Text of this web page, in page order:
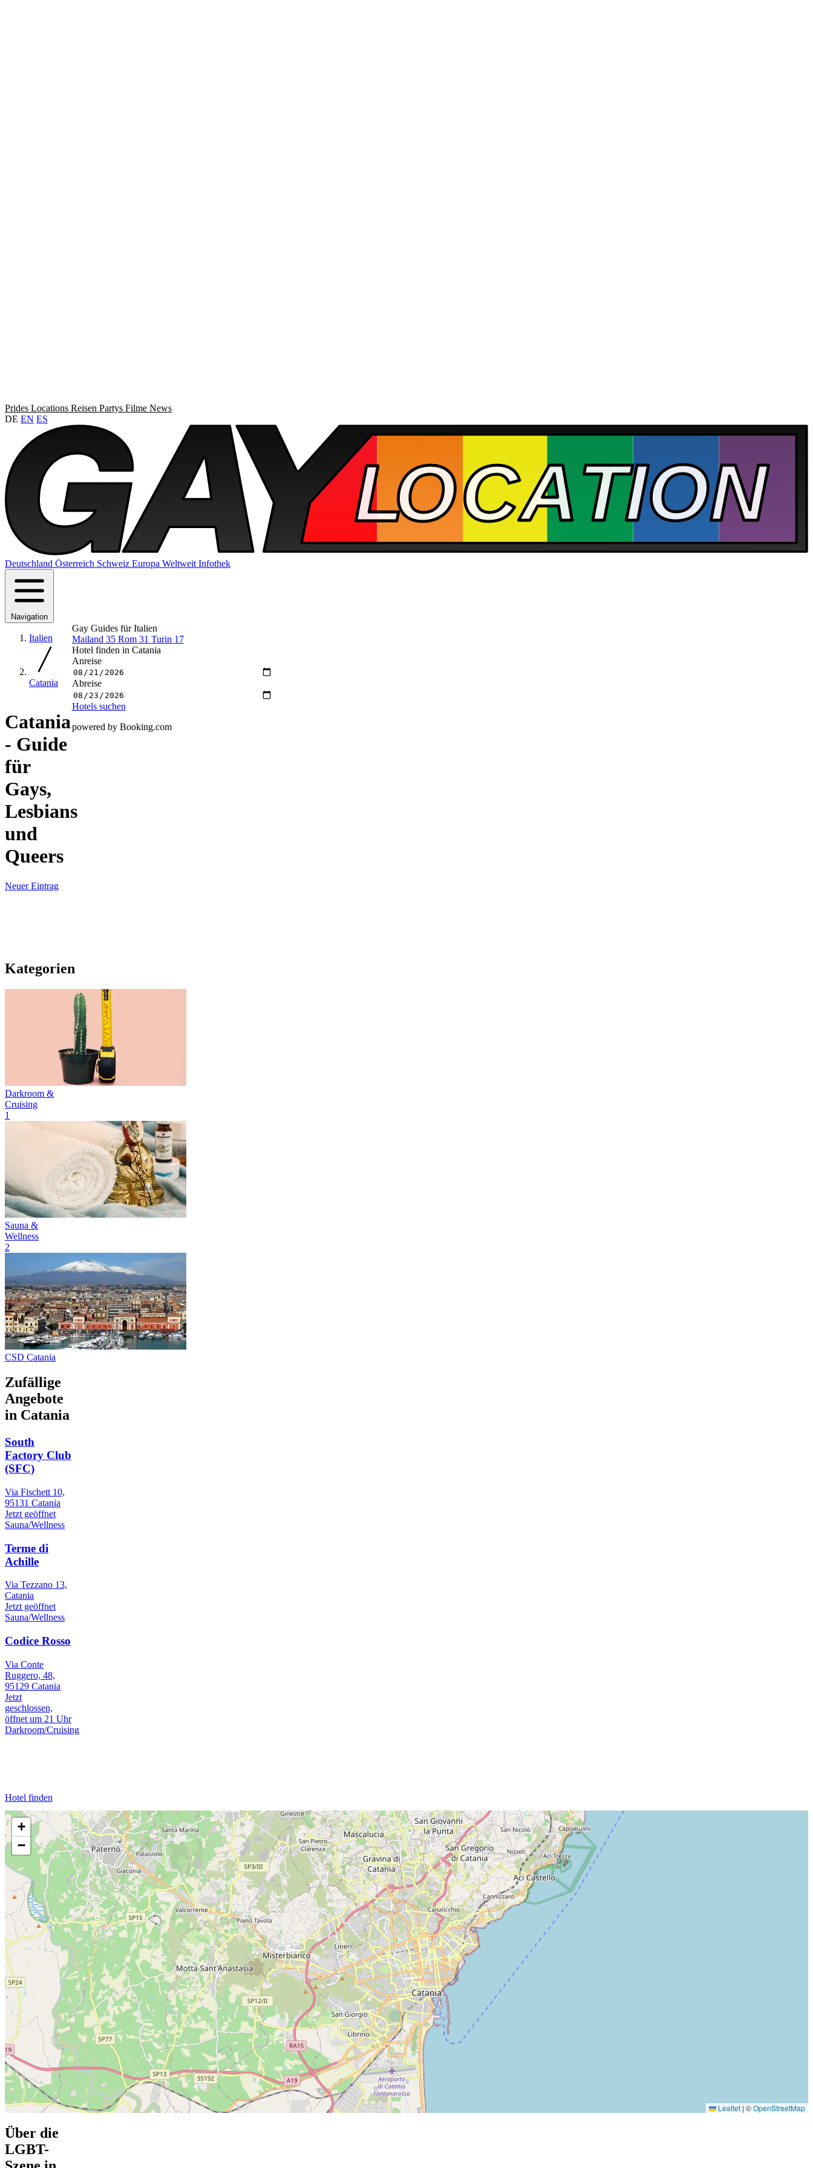
Prides Locations Reisen Partys Filme News
DE EN ES
Deutschland Österreich Schweiz Europa Weltweit Infothek
Navigation
Italien
Catania
Catania
- Guide
für
Gays,
Lesbians
und
Queers
Neuer Eintrag
Kategorien
Darkroom &
Cruising
1
Sauna &
Wellness
2
CSD Catania
Zufällige
Angebote
in Catania
South
Factory Club
(SFC)
Via Fischett 10,
95131 Catania
Jetzt geöffnet
Sauna/Wellness
Terme di
Achille
Via Tezzano 13,
Catania
Jetzt geöffnet
Sauna/Wellness
Codice Rosso
Via Conte
Ruggero, 48,
95129 Catania
Jetzt
geschlossen,
öffnet um 21 Uhr
Darkroom/Cruising
Hotel finden
Gay Guides für Italien
Mailand 35 Rom 31 Turin 17
Hotel finden in Catania
Anreise
Abreise
Hotels suchen
powered by Booking.com
+
−
Leaflet | ©OpenStreetMap
Über die
LGBT-